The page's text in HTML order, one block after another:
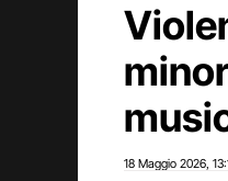
18 Maggio 2026